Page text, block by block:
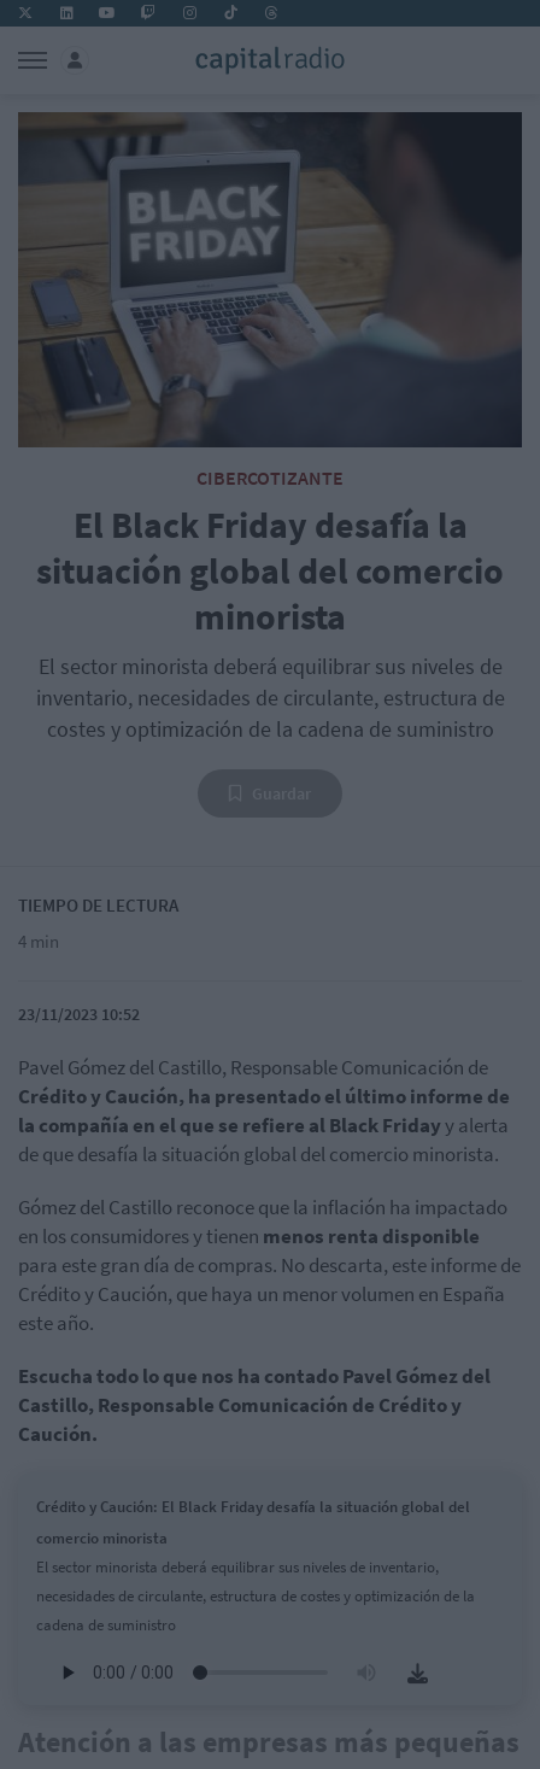
CIBERCOTIZANTE
El Black Friday desafía la
situación global del comercio
minorista
El sector minorista deberá equilibrar sus niveles de
inventario, necesidades de circulante, estructura de
costes y optimización de la cadena de suministro
TIEMPO DE LECTURA
4 min
23/11/2023 10:52
Pavel Gómez del Castillo, Responsable Comunicación de
Crédito y Caución, ha presentado el último informe de
la compañía en el que se refiere al Black Fridayy alerta
de que desafía la situación global del comercio minorista.
Gómez del Castillo reconoce que la inflación ha impactado
en los consumidores y tienen menos renta disponible
para este gran día de compras. No descarta, este informe de
Crédito y Caución, que haya un menor volumen en España
este año.
Escucha todo lo que nos ha contado Pavel Gómez del
Castillo, Responsable Comunicación de Crédito y
Caución.
Crédito y Caución: El Black Friday desafía la situación global del
comercio minorista
El sector minorista deberá equilibrar sus niveles de inventario,
necesidades de circulante, estructura de costes y optimización de la
cadena de suministro
Atención a las empresas más pequeñas